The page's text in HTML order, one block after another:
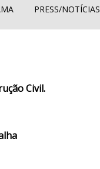
PRESS/NOTÍCIAS
Civil.